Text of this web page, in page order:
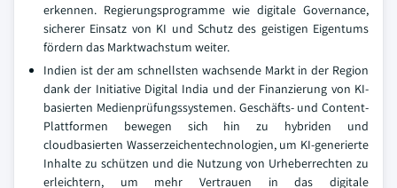
erkennen. Regierungsprogramme wie digitale Governance,
sicherer Einsatz von KI und Schutz des geistigen Eigentums
fördern das Marktwachstum weiter.
Indien ist der am schnellsten wachsende Markt in der Region
dank der Initiative Digital India und der Finanzierung von KI-
basierten Medienprüfungssystemen. Geschäfts- und Content-
Plattformen bewegen sich hin zu hybriden und
cloudbasierten Wasserzeichentechnologien, um KI-generierte
Inhalte zu schützen und die Nutzung von Urheberrechten zu
erleichtern, um mehr Vertrauen in das digitale